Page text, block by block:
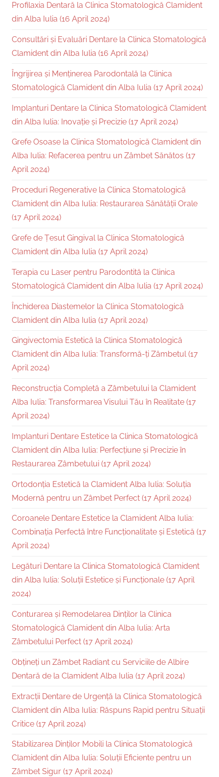
Profilaxia Dentară la Clinica Stomatologică Clamident
din Alba Iulia (16 April 2024)
Consultări și Evaluări Dentare la Clinica Stomatologică
Clamident din Alba Iulia (16 April 2024)
Îngrijirea și Menținerea Parodontală la Clinica
Stomatologică Clamident din Alba Iulia (17 April 2024)
Implanturi Dentare la Clinica Stomatologică Clamident
din Alba Iulia: Inovație și Precizie (17 April 2024)
Grefe Osoase la Clinica Stomatologică Clamident din
Alba Iulia: Refacerea pentru un Zâmbet Sănătos (17
April 2024)
Proceduri Regenerative la Clinica Stomatologică
Clamident din Alba Iulia: Restaurarea Sănătății Orale
(17 April 2024)
Grefe de Țesut Gingival la Clinica Stomatologică
Clamident din Alba Iulia (17 April 2024)
Terapia cu Laser pentru Parodontită la Clinica
Stomatologică Clamident din Alba Iulia (17 April 2024)
Închiderea Diastemelor la Clinica Stomatologică
Clamident din Alba Iulia (17 April 2024)
Gingivectomia Estetică la Clinica Stomatologică
Clamident din Alba Iulia: Transformă-ți Zâmbetul (17
April 2024)
Reconstrucția Completă a Zâmbetului la Clamident
Alba Iulia: Transformarea Visului Tău în Realitate (17
April 2024)
Implanturi Dentare Estetice la Clinica Stomatologică
Clamident din Alba Iulia: Perfecțiune și Precizie în
Restaurarea Zâmbetului (17 April 2024)
Ortodonția Estetică la Clamident Alba Iulia: Soluția
Modernă pentru un Zâmbet Perfect (17 April 2024)
Coroanele Dentare Estetice la Clamident Alba Iulia:
Combinația Perfectă între Funcționalitate și Estetică (17
April 2024)
Legături Dentare la Clinica Stomatologică Clamident
din Alba Iulia: Soluții Estetice și Funcționale (17 April
2024)
Conturarea și Remodelarea Dinților la Clinica
Stomatologică Clamident din Alba Iulia: Arta
Zâmbetului Perfect (17 April 2024)
Obțineți un Zâmbet Radiant cu Serviciile de Albire
Dentară de la Clamident Alba Iulia (17 April 2024)
Extracții Dentare de Urgență la Clinica Stomatologică
Clamident din Alba Iulia: Răspuns Rapid pentru Situații
Critice (17 April 2024)
Stabilizarea Dinților Mobili la Clinica Stomatologică
Clamident din Alba Iulia: Soluții Eficiente pentru un
Zâmbet Sigur (17 April 2024)